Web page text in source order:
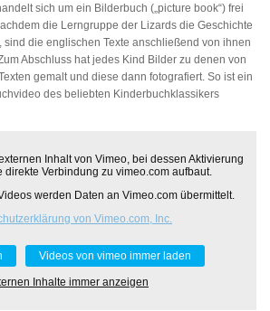
sich um ein Bilderbuch („picture book“) frei
die Lerngruppe der Lizards die Geschichte
die englischen Texte anschließend von ihnen
Abschluss hat jedes Kind Bilder zu denen von
gemalt und diese dann fotografiert. So ist ein
des beliebten Kinderbuchklassikers
Inhalt von Vimeo, bei dessen Aktivierung
direkte Verbindung zu vimeo.com aufbaut.
werden Daten an Vimeo.com übermittelt.
von Vimeo.com, Inc.
Videos von vimeo immer laden
Inhalte immer anzeigen